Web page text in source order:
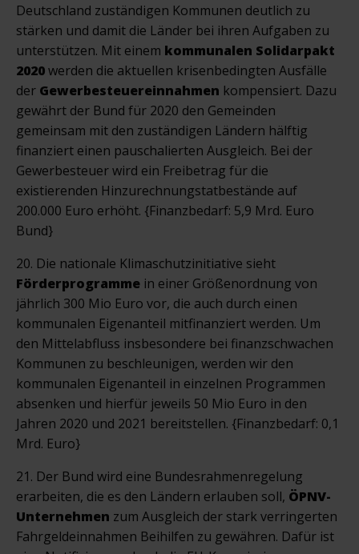
Deutschland zuständigen Kommunen deutlich zu
stärken und damit die Länder bei ihren Aufgaben zu
unterstützen. Mit einem kommunalen Solidarpakt
2020werden die aktuellen krisenbedingten Ausfälle
der Gewerbesteuereinnahmen kompensiert. Dazu
gewährt der Bund für 2020 den Gemeinden
gemeinsam mit den zuständigen Ländern hälftig
finanziert einen pauschalierten Ausgleich. Bei der
Gewerbesteuer wird ein Freibetrag für die
existierenden Hinzurechnungstatbestände auf
200.000 Euro erhöht. {Finanzbedarf: 5,9 Mrd. Euro
Bund}
20. Die nationale Klimaschutzinitiative sieht
Förderprogramme in einer Größenordnung von
jährlich 300 Mio Euro vor, die auch durch einen
kommunalen Eigenanteil mitfinanziert werden. Um
den Mittelabfluss insbesondere bei finanzschwachen
Kommunen zu beschleunigen, werden wir den
kommunalen Eigenanteil in einzelnen Programmen
absenken und hierfür jeweils 50 Mio Euro in den
Jahren 2020 und 2021 bereitstellen. {Finanzbedarf: 0,1
Mrd. Euro}
21. Der Bund wird eine Bundesrahmenregelung
erarbeiten, die es den Ländern erlauben soll, ÖPNV-
Unternehmen zum Ausgleich der stark verringerten
Fahrgeldeinnahmen Beihilfen zu gewähren. Dafür ist